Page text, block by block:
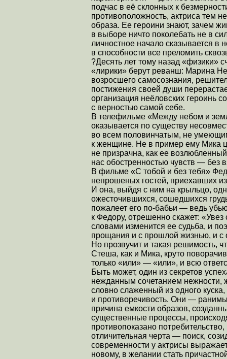
подчас в её склонных к
противоположность, актриса тем
образа. Ее героини знают, зачем
в выборе ничто поколебать не в
личностное начало сказывается в
в способности все преломить
?Десять лет тому назад «физики»
«лирики» берут реванш: Марина
возросшего самосознания,
постижения своей души
организация неёловских героинь
с верностью самой себе.
В телефильме «Между небом и
оказывается по существу
во всем половинчатым, не
к женщине. Не в пример ему Мика
не призрачна, как ее
нас обостренностью чувств — без
В фильме «С тобой и без тебя»
непрошеных гостей, приехавших
И она, выйдя с ним на крыльцо,
ожесточившихся, сошедшихся
пожалеет его по-бабьи — ведь
к Федору, отрешенно скажет:
словами изменится ее судьба, и
прощания и с прошлой жизнью, и с
Но прозвучит и такая решимость,
Стеша, как и Мика, круто
только «или» — «или», и всю
Быть может, один из секретов
нежданным сочетанием нежности,
словно слаженный из одного
и противоречивость. Они —
причина емкости образов,
существенные процессы,
противопоказано
отличительная черта — поиск,
современности у актрисы
новому, в желании стать